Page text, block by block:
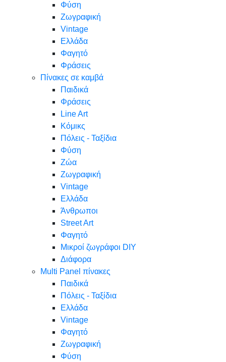
Φύση
Ζωγραφική
Vintage
Ελλάδα
Φαγητό
Φράσεις
Πίνακες σε καμβά
Παιδικά
Φράσεις
Line Art
Κόμικς
Πόλεις - Ταξίδια
Φύση
Ζώα
Ζωγραφική
Vintage
Ελλάδα
Άνθρωποι
Street Art
Φαγητό
Μικροί ζωγράφοι DIY
Διάφορα
Multi Panel πίνακες
Παιδικά
Πόλεις - Ταξίδια
Ελλάδα
Vintage
Φαγητό
Ζωγραφική
Φύση